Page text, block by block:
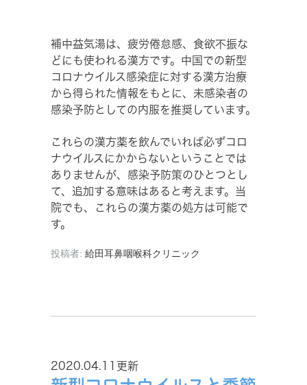
補中益気湯は、疲労倦怠感、食欲不振な
どにも使われる漢方です。中国での新型
コロナウイルス感染症に対する漢方治療
から得られた情報をもとに、未感染者の
感染予防としての内服を推奨しています。
これらの漢方薬を飲んでいれば必ずコロ
ナウイルスにかからないということでは
ありませんが、感染予防策のひとつとし
て、追加する意味はあると考えます。当
院でも、これらの漢方薬の処方は可能で
す。
投稿者: 給田耳鼻咽喉科クリニック
2020.04.11更新